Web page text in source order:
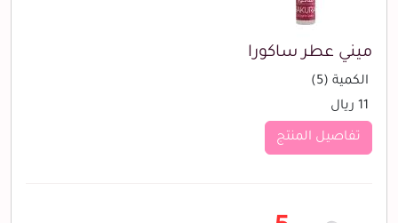
ميني عطر ساكورا
الكمية (5)
11 ريال
تفاصيل المنتج